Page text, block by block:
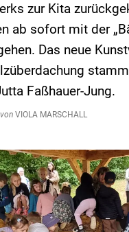
zur Kita
ab sofort mit der
Das neue
Faßhauer-Jung.
von VIOLA MARSCHALL